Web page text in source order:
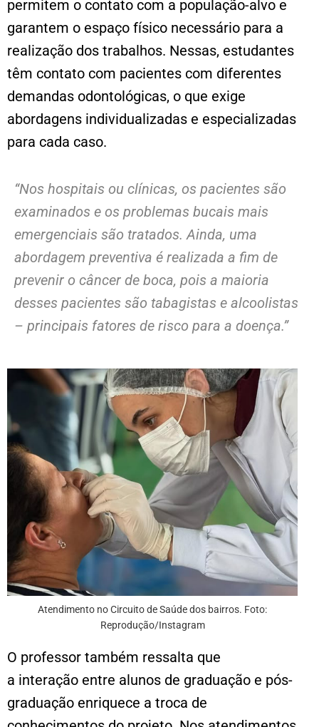
permitem o contato com a população-alvo e
garantem o espaço físico necessário para a
realização dos trabalhos. Nessas, estudantes
têm contato com pacientes com diferentes
demandas odontológicas, o que exige
abordagens individualizadas e especializadas
para cada caso.
“Nos hospitais ou clínicas, os pacientes são
examinados e os problemas bucais mais
emergenciais são tratados. Ainda, uma
abordagem preventiva é realizada a fim de
prevenir o câncer de boca, pois a maioria
desses pacientes são tabagistas e alcoolistas
– principais fatores de risco para a doença.”
Atendimento no Circuito de Saúde dos bairros. Foto:
Reprodução/Instagram
O professor também ressalta que
a interação entre alunos de graduação e pós-
graduação enriquece a troca de